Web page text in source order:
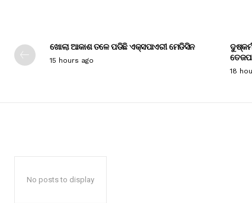
ଖୋଲା ଆକାଶ ତଳେ ପଡିଛି ଏକ୍ସପାଏରୀ ମେଡିସିନ
15 hours ago
18
No posts to display